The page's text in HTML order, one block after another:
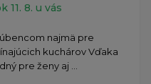
11. 8. u vás
najmä pre
kuchárov Vďaka
pre ženy aj ...